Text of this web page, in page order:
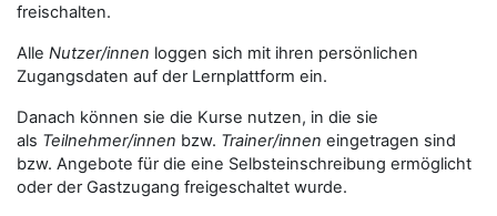
freischalten.
Alle Nutzer/innen loggen sich mit ihren persönlichen
Zugangsdaten auf der Lernplattform ein.
Danach können sie die Kurse nutzen, in die sie
als Teilnehmer/innen bzw. Trainer/innen eingetragen sind
bzw. Angebote für die eine Selbsteinschreibung ermöglicht
oder der Gastzugang freigeschaltet wurde.